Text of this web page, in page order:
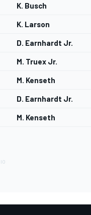
K. Busch
K. Larson
D. Earnhardt Jr.
M. Truex Jr.
M. Kenseth
D. Earnhardt Jr.
M. Kenseth